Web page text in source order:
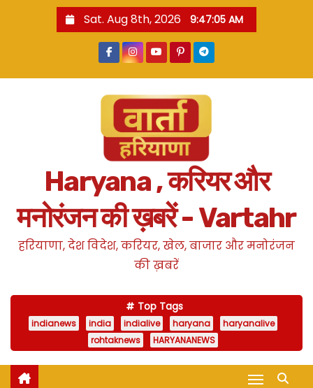
Sat. Aug 8th, 2026 9:47:06 AM
Haryana , करियर और
मनोरंजन की ख़बरें - Vartahr
हरियाणा, देश विदेश, करियर, खेल, बाजार और मनोरंजन
की ख़बरें
Top Tags
indianews india indialive haryana
haryanalive
rohtaknews
HARYANANEWS